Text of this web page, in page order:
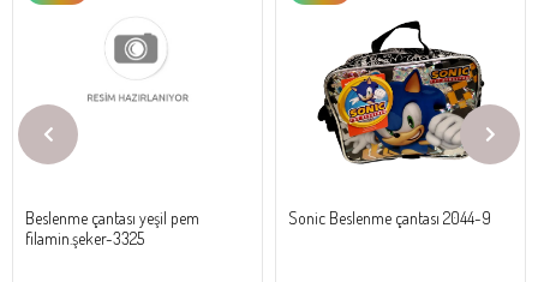
Beslenme çantası yeşil pem
filamin.şeker-3325
Sonic Beslenme çantası 2044-9